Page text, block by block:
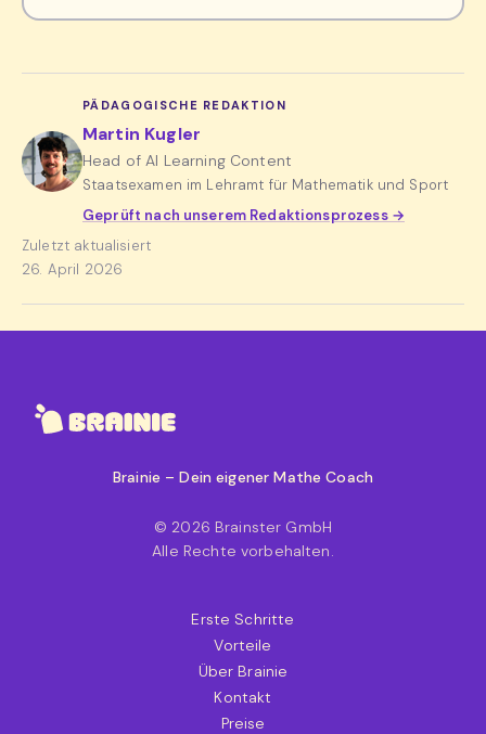
PÄDAGOGISCHE REDAKTION
Martin Kugler
Head of AI Learning Content
Staatsexamen im Lehramt für Mathematik und Sport
Geprüft nach unserem Redaktionsprozess →
Zuletzt aktualisiert
26. April 2026
Brainie – Dein eigener Mathe Coach
© 2026 Brainster GmbH
Alle Rechte vorbehalten.
Erste Schritte
Vorteile
Über Brainie
Kontakt
Preise